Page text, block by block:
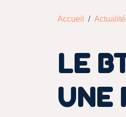
Accueil
LE
UNE